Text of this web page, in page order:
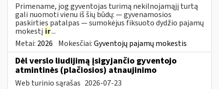
Primename, jog gyventojas turimą nekilnojamąjį turtą
gali nuomoti vienu iš šių būdų: — gyvenamosios
paskirties patalpas — sumokėjus fiksuoto dydžio pajamų
mokestį ir...
Metai: 2026 Mokesčiai:Gyventojų pajamų mokestis
Dėl verslo liudijimą įsigyjančio gyventojo
atmintinės (plačiosios) atnaujinimo
Web turinio sąrašas 2026-07-23